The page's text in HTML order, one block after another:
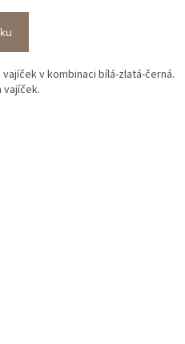
v kombinaci bílá-zlatá-černá.
vajíček.